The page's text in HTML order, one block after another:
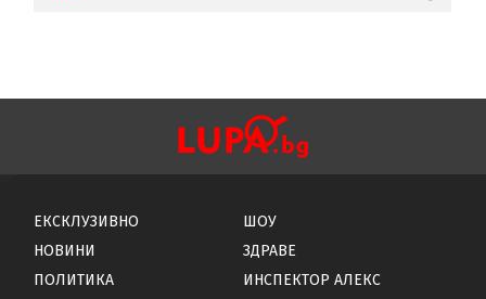
ЕКСКЛУЗИВНО
НОВИНИ
ПОЛИТИКА
ШОУ
ЗДРАВЕ
ИНСПЕКТОР АЛЕКС